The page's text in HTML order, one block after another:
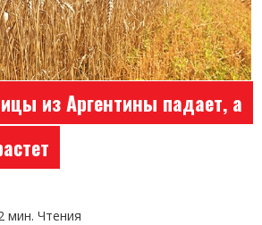
из Аргентины падает, а
мин. Чтения